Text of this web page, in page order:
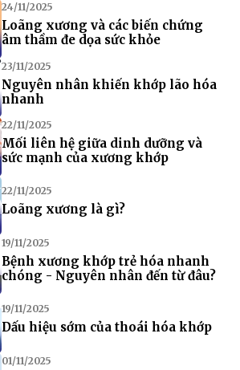
24/11/2025
Loãng xương và các biến chứng
âm thầm đe dọa sức khỏe
23/11/2025
Nguyên nhân khiến khớp lão hóa
nhanh
22/11/2025
Mối liên hệ giữa dinh dưỡng và
sức mạnh của xương khớp
22/11/2025
Loãng xương là gì?
19/11/2025
Bệnh xương khớp trẻ hóa nhanh
chóng - Nguyên nhân đến từ đâu?
19/11/2025
Dấu hiệu sớm của thoái hóa khớp
01/11/2025